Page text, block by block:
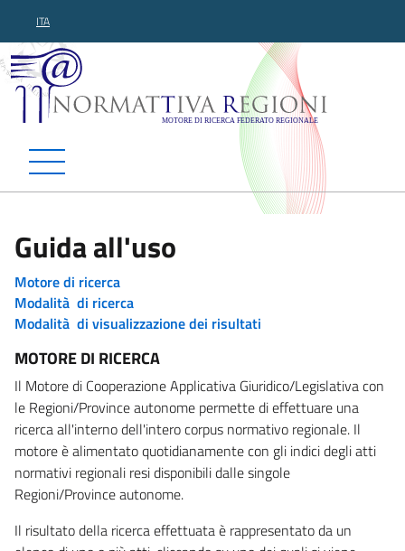
ITA
Normattiva Regioni -
Guida all'uso
Motore di ricerca
Modalità di ricerca
Modalità di visualizzazione dei risultati
MOTORE DI RICERCA
Il Motore di Cooperazione Applicativa Giuridico/Legislativa con
le Regioni/Province autonome permette di effettuare una
ricerca all'interno dell'intero corpus normativo regionale. Il
motore è alimentato quotidianamente con gli indici degli atti
normativi regionali resi disponibili dalle singole
Regioni/Province autonome.
Il risultato della ricerca effettuata è rappresentato da un